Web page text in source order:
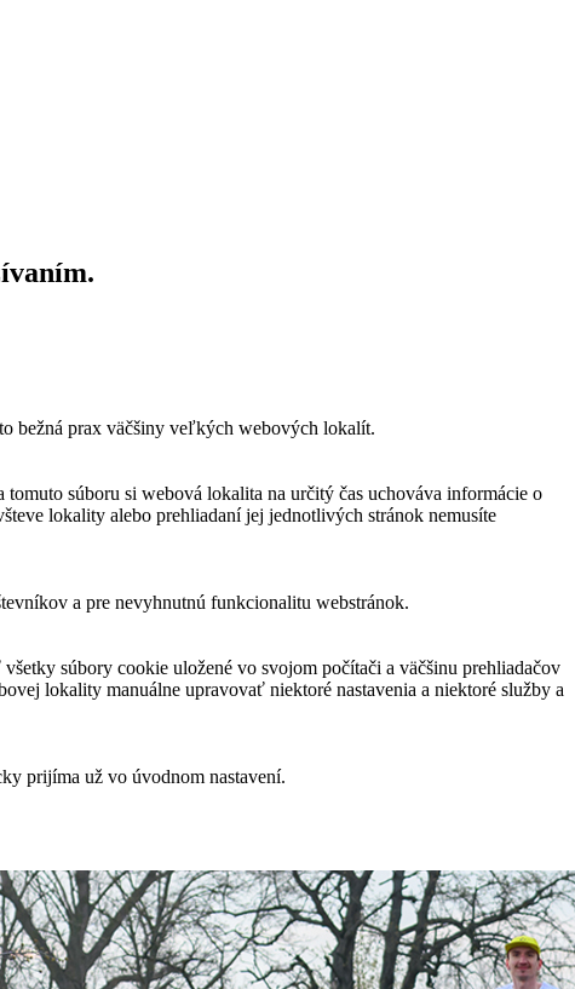
bežná prax väčšiny veľkých webových lokalít.
súboru si webová lokalita na určitý čas uchováva informácie o
lokality alebo prehliadaní jej jednotlivých stránok nemusíte
a pre nevyhnutnú funkcionalitu webstránok.
súbory cookie uložené vo svojom počítači a väčšinu prehliadačov
lokality manuálne upravovať niektoré nastavenia a niektoré služby a
prijíma už vo úvodnom nastavení.